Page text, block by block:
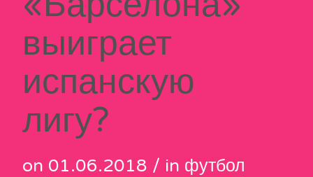
выиграет
испанскую
лигу?
on 01.06.2018 / in футбол